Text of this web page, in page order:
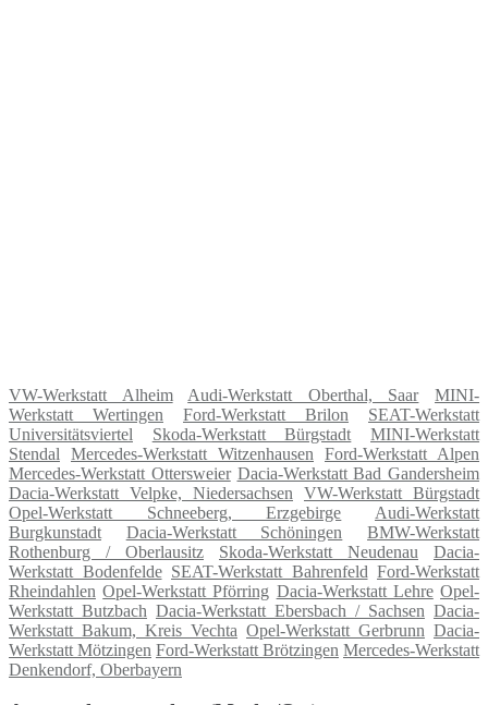
VW-Werkstatt Alheim Audi-Werkstatt Oberthal, Saar
MINI-
Werkstatt Wertingen
Ford-Werkstatt Brilon
SEAT-Werkstatt
Universitätsviertel
Skoda-Werkstatt Bürgstadt
MINI-Werkstatt
Stendal
Mercedes-Werkstatt Witzenhausen
Ford-Werkstatt Alpen
Mercedes-Werkstatt Ottersweier Dacia-Werkstatt Bad Gandersheim
Dacia-Werkstatt Velpke, Niedersachsen
VW-Werkstatt Bürgstadt
Opel-Werkstatt Schneeberg, Erzgebirge
Audi-Werkstatt
Burgkunstadt
Dacia-Werkstatt Schöningen
BMW-Werkstatt
Rothenburg / Oberlausitz
Skoda-Werkstatt Neudenau
Dacia-
Werkstatt Bodenfelde SEAT-Werkstatt Bahrenfeld Ford-Werkstatt
Rheindahlen Opel-Werkstatt Pförring Dacia-Werkstatt Lehre Opel-
Werkstatt Butzbach Dacia-Werkstatt Ebersbach / Sachsen Dacia-
Werkstatt Bakum, Kreis Vechta Opel-Werkstatt Gerbrunn Dacia-
Werkstatt Mötzingen Ford-Werkstatt Brötzingen Mercedes-Werkstatt
Denkendorf, Oberbayern